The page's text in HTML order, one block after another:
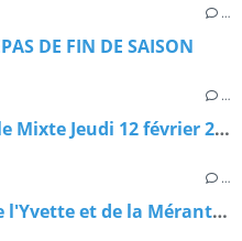
…
DE FIN DE SAISON
…
Rappel : Assemblée Générale Mixte Jeudi 12 février 2026
…
Rappel randonnée Vallée de l'Yvette et de la Mérantaise